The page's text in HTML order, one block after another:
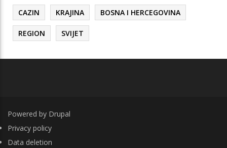
CAZIN KRAJINA BOSNA I HERCEGOVINA
REGION SVIJET
Powered by Drupal
FOOTER
Privacy policy
Data deletion